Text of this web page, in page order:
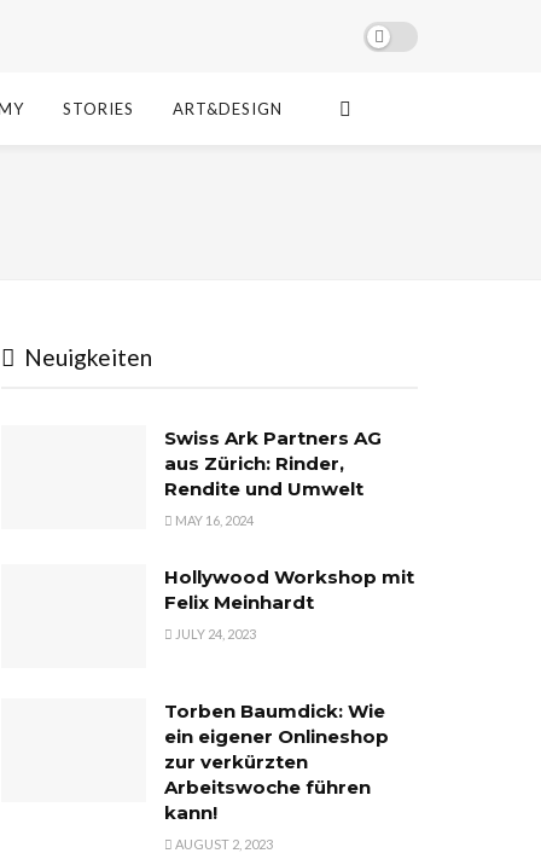
STORIES ART&DESIGN
Neuigkeiten
Swiss Ark Partners AG
aus Zürich: Rinder,
Rendite und Umwelt
MAY 16, 2024
Hollywood Workshop mit
Felix Meinhardt
JULY 24, 2023
Torben Baumdick: Wie
ein eigener Onlineshop
zur verkürzten
Arbeitswoche führen
kann!
AUGUST 2, 2023